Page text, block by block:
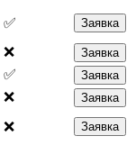
✅ Заявка
❌ Заявка
✅ Заявка
❌ Заявка
❌ Заявка